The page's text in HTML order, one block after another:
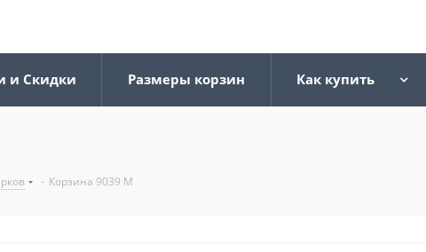
и Скидки Размеры корзин Как купить
- Корзина 9039 M